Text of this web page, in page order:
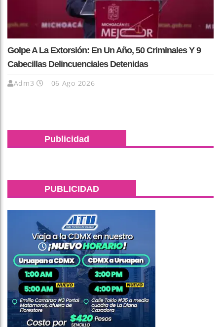
Golpe A La Extorsión: En Un Año, 50 Criminales Y 9
Cabecillas Delincuenciales Detenidas
Adm3 06 Ago 2026
Publicidad
PUBLICIDAD